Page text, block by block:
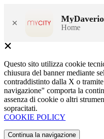
× MyDaverio
Home
Questo sito utilizza cookie
chiusura del banner mediante
contraddistinto dalla X o
navigazione" comporta la
assenza di cookie o altri
sopracitati.
COOKIE POLICY
Continua la navigazione